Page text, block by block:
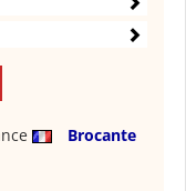
Brocante